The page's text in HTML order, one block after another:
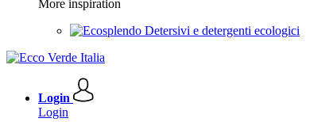
More inspiration
Detersivi e detergenti ecologici
Login
Login